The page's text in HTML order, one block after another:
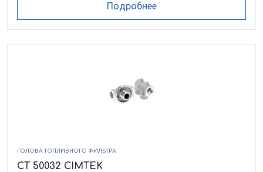
Подробнее
ГОЛОВА ТОПЛИВНОГО ФИЛЬТРА
CT 50032 CIMTEK